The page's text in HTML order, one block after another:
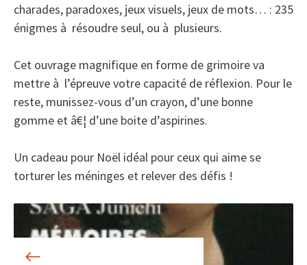
charades, paradoxes, jeux visuels, jeux de mots… : 235
énigmes à résoudre seul, ou à plusieurs.
Cet ouvrage magnifique en forme de grimoire va
mettre à l’épreuve votre capacité de réflexion. Pour le
reste, munissez-vous d’un crayon, d’une bonne
gomme et â€¦ d’une boite d’aspirines.
Un cadeau pour Noël idéal pour ceux qui aime se
torturer les méninges et relever des défis !